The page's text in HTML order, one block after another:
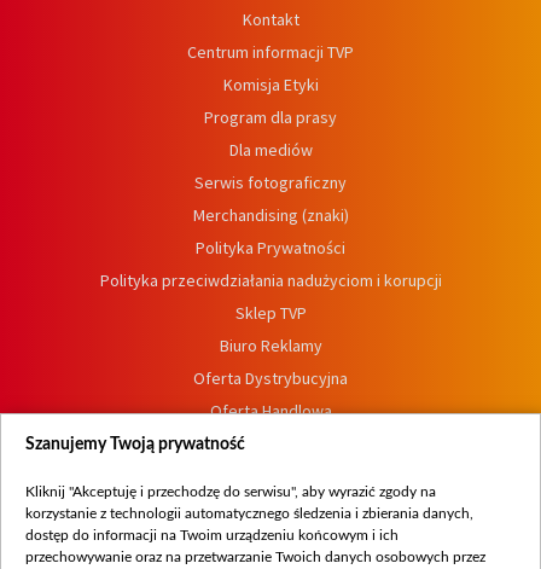
Kontakt
Centrum informacji TVP
Komisja Etyki
Program dla prasy
Dla mediów
Serwis fotograficzny
Merchandising (znaki)
Polityka Prywatności
Polityka przeciwdziałania nadużyciom i korupcji
Sklep TVP
Biuro Reklamy
Oferta Dystrybucyjna
Oferta Handlowa
Dostępność
Procedura zgłoszeń wewnętrznych
Szanujemy Twoją prywatność
Kliknij "Akceptuję i przechodzę do serwisu", aby wyrazić zgody na
korzystanie z technologii automatycznego śledzenia i zbierania danych,
dostęp do informacji na Twoim urządzeniu końcowym i ich
przechowywanie oraz na przetwarzanie Twoich danych osobowych przez